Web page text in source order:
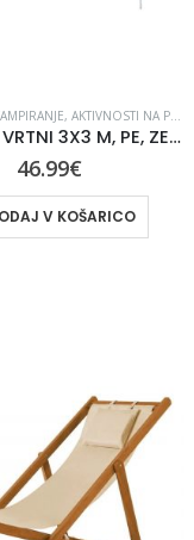
AKTIVNOSTI NA PROSTEM
PAVILJON VRTNI 3X3 M, PE, ZELEN ALI BELI
46.99€
V KOŠARICO